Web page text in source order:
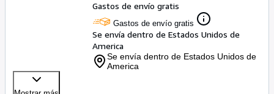
Gastos de envío gratis
Gastos de envío gratis
Se envía dentro de Estados Unidos de
America
Se envía dentro de Estados Unidos de
America